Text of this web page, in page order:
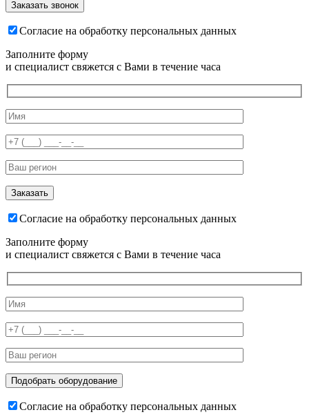
Согласие на обработку персональных данных
Заполните форму
и специалист свяжется с Вами в течение часа
Согласие на обработку персональных данных
Заполните форму
и специалист свяжется с Вами в течение часа
Согласие на обработку персональных данных